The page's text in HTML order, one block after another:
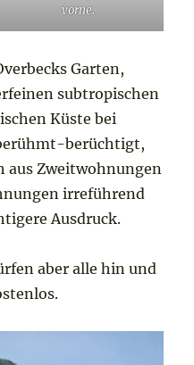
vorne.
Garten,
subtropischen
Küste bei
berüchtigt,
aus Zweitwohnungen
irreführend
Ausdruck.
aber alle hin und